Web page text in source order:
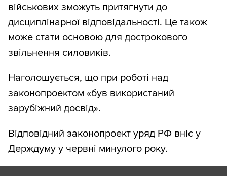
військових зможуть притягнути до
дисциплінарної відповідальності. Це також
може стати основою для дострокового
звільнення силовиків.
Наголошується, що при роботі над
законопроектом «був використаний
зарубіжний досвід».
Відповідний законопроект уряд РФ вніс у
Держдуму у червні минулого року.